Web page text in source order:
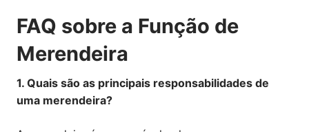
FAQ sobre a Função de
Merendeira
1. Quais são as principais responsabilidades de
uma merendeira?